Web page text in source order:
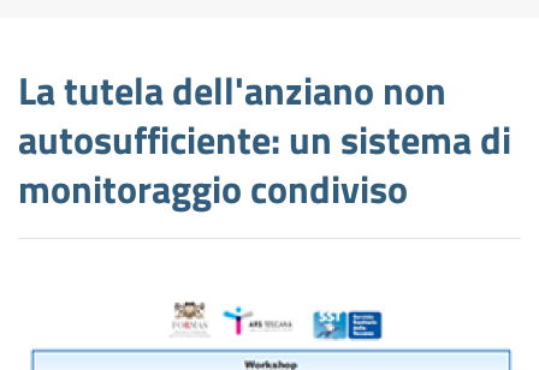
La tutela dell'anziano non
autosufficiente: un sistema di
monitoraggio condiviso